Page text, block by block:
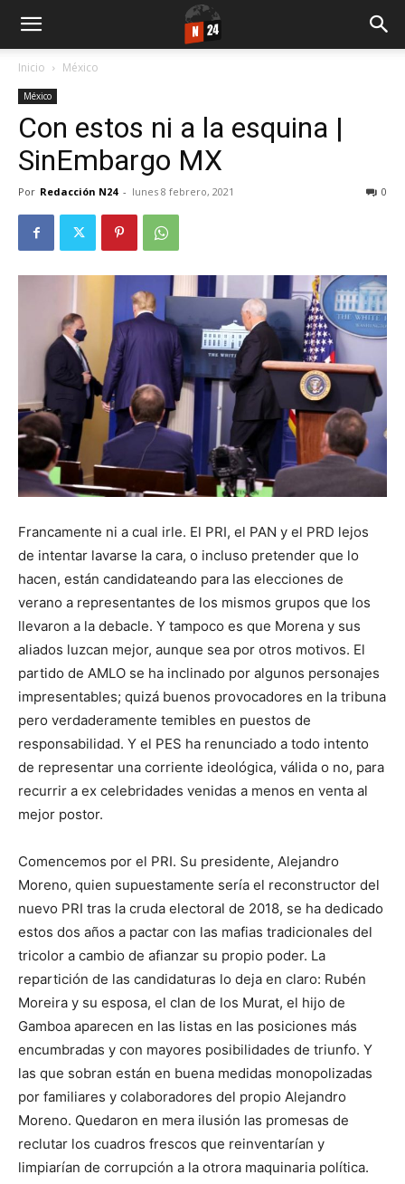
Inicio México
México
Con estos ni a la esquina |
SinEmbargo MX
Por Redacción N24 - lunes 8 febrero, 2021 0
Francamente ni a cual irle. El PRI, el PAN y el PRD lejos
de intentar lavarse la cara, o incluso pretender que lo
hacen, están candidateando para las elecciones de
verano a representantes de los mismos grupos que los
llevaron a la debacle. Y tampoco es que Morena y sus
aliados luzcan mejor, aunque sea por otros motivos. El
partido de AMLO se ha inclinado por algunos personajes
impresentables; quizá buenos provocadores en la tribuna
pero verdaderamente temibles en puestos de
responsabilidad. Y el PES ha renunciado a todo intento
de representar una corriente ideológica, válida o no, para
recurrir a ex celebridades venidas a menos en venta al
mejor postor.
Comencemos por el PRI. Su presidente, Alejandro
Moreno, quien supuestamente sería el reconstructor del
nuevo PRI tras la cruda electoral de 2018, se ha dedicado
estos dos años a pactar con las mafias tradicionales del
tricolor a cambio de afianzar su propio poder. La
repartición de las candidaturas lo deja en claro: Rubén
Moreira y su esposa, el clan de los Murat, el hijo de
Gamboa aparecen en las listas en las posiciones más
encumbradas y con mayores posibilidades de triunfo. Y
las que sobran están en buena medidas monopolizadas
por familiares y colaboradores del propio Alejandro
Moreno. Quedaron en mera ilusión las promesas de
reclutar los cuadros frescos que reinventarían y
limpiarían de corrupción a la otrora maquinaria política.